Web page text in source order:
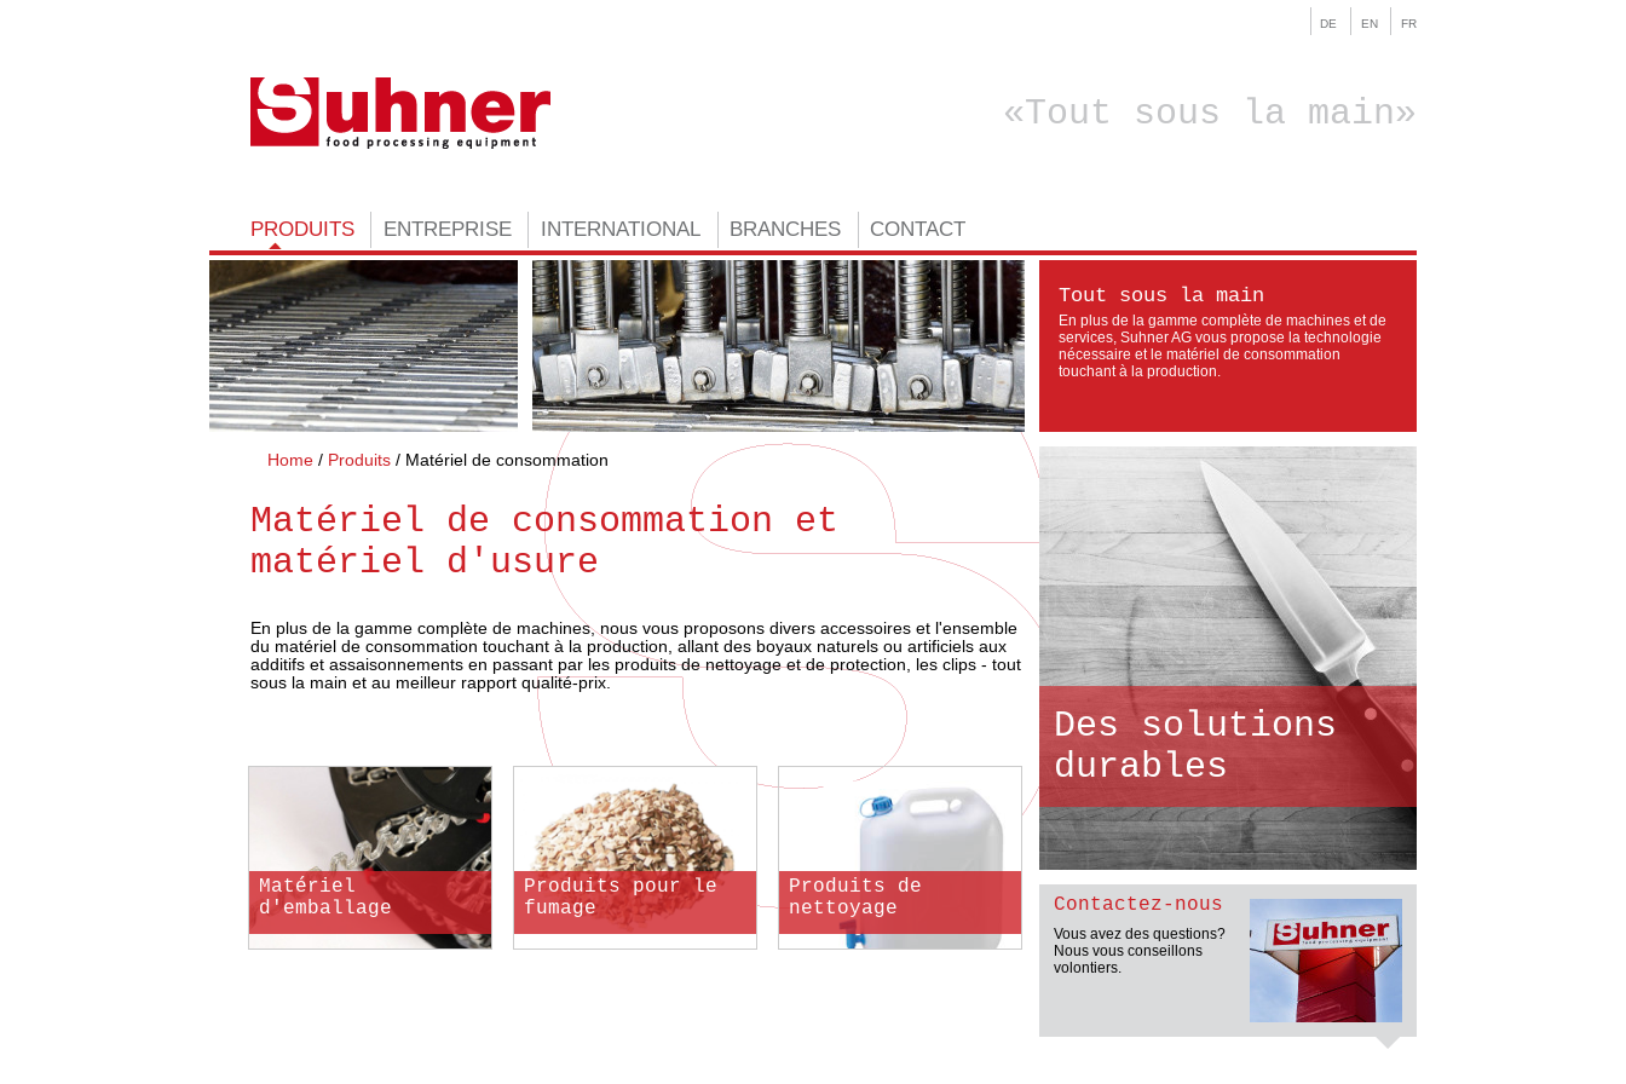
DE EN FR
Tout sous la main
PRODUITS ENTREPRISE INTERNATIONAL BRANCHES CONTACT
Home Produits Matériel de consommation
Matériel de consommation et
matériel d'usure
En plus de la gamme complète de machines, nous vous proposons divers accessoires et l'ensemble
du matériel de consommation touchant à la production, allant des boyaux naturels ou artificiels aux
additifs et assaisonnements en passant par les produits de nettoyage et de protection, les clips - tout
sous la main et au meilleur rapport qualité-prix.
Matériel
d'emballage
Produits pour le
fumage
Produits de
nettoyage
Tout sous la main
En plus de la gamme complète de machines et de
services, Suhner AG vous propose la technologie
nécessaire et le matériel de consommation
touchant à la production.
Des solutions
durables
Contactez-nous
Vous avez des questions?
Nous vous conseillons
volontiers.